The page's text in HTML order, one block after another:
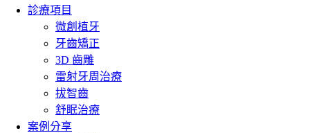
診療項目
微創植牙
牙齒矯正
3D 齒雕
雷射牙周治療
拔智齒
舒眠治療
案例分享